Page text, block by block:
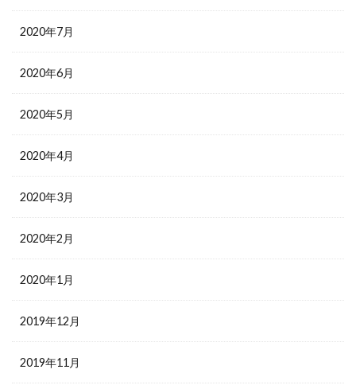
2020年7月
2020年6月
2020年5月
2020年4月
2020年3月
2020年2月
2020年1月
2019年12月
2019年11月